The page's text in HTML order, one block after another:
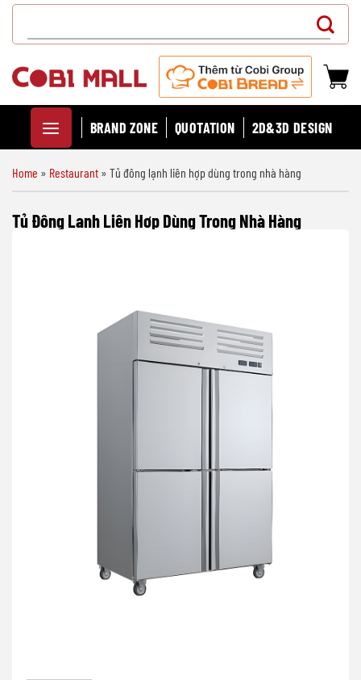
Chuyển
dung
for:
BRAND ZONE QUOTATION 2D&3D DESIGN
Home » Restaurant » Tủ đông lạnh liên hợp dùng trong nhà hàng
Tủ Đông Lạnh Liên Hợp Dùng Trong Nhà Hàng